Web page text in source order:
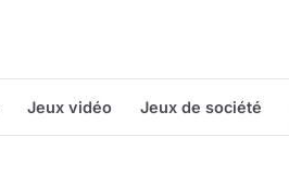
Jeux vidéo Jeux de société